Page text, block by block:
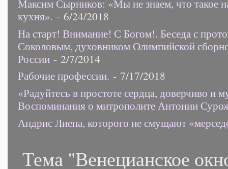
Максим Сырников: «Мы не знаем, что такое
кухня». - 6/24/2018
На старт! Внимание! С Богом!. Беседа с
Соколовым, духовником Олимпийской
России - 2/7/2014
Рабочие профессии. - 7/17/2018
«Радуйтесь в простоте сердца, доверчиво и
Воспоминания о митрополите Антонии
Андрис Лиепа, которого не смущают
Тема "Венецианское